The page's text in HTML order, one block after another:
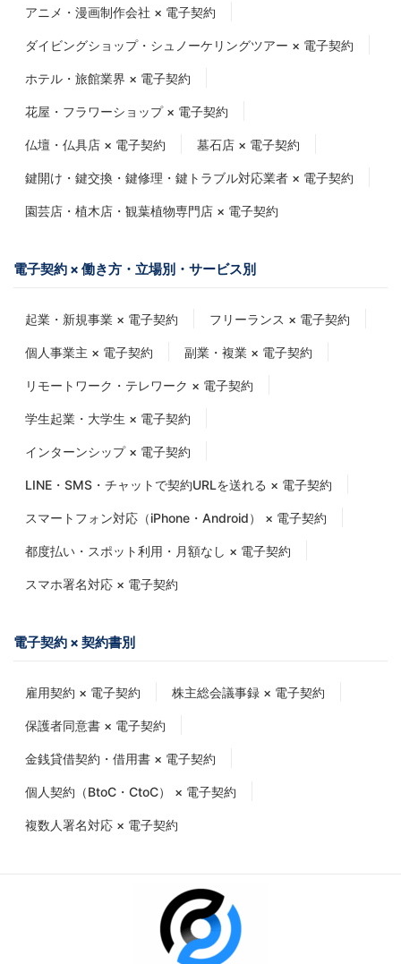
アニメ・漫画制作会社 × 電子契約
ダイビングショップ・シュノーケリングツアー × 電子契約
ホテル・旅館業界 × 電子契約
花屋・フラワーショップ × 電子契約
仏壇・仏具店 × 電子契約 墓石店 × 電子契約
鍵開け・鍵交換・鍵修理・鍵トラブル対応業者 × 電子契約
園芸店・植木店・観葉植物専門店 × 電子契約
電子契約 × 働き方・立場別・サービス別
起業・新規事業 × 電子契約 フリーランス × 電子契約
個人事業主 × 電子契約 副業・複業 × 電子契約
リモートワーク・テレワーク × 電子契約
学生起業・大学生 × 電子契約
インターンシップ × 電子契約
LINE・SMS・チャットで契約URLを送れる × 電子契約
スマートフォン対応（iPhone・Android） × 電子契約
都度払い・スポット利用・月額なし × 電子契約
スマホ署名対応 × 電子契約
電子契約 × 契約書別
雇用契約 × 電子契約 株主総会議事録 × 電子契約
保護者同意書 × 電子契約
金銭貸借契約・借用書 × 電子契約
個人契約（BtoC・CtoC） × 電子契約
複数人署名対応 × 電子契約